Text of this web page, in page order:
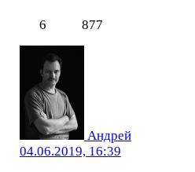
6
877
Андрей
04.06.2019, 16:39